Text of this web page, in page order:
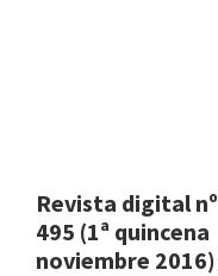
Revista digital nº
495 (1ª quincena
noviembre 2016)